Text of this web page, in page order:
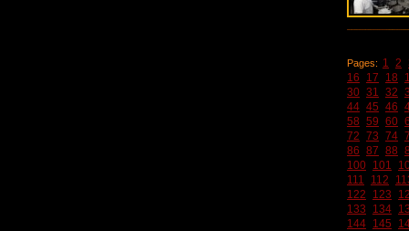
Pages: 1 2
16
17 18
30 31 32
44 45 46
58 59 60
72 73 74
86 87 88
100 101
111
112
122
123
133
134
144 145